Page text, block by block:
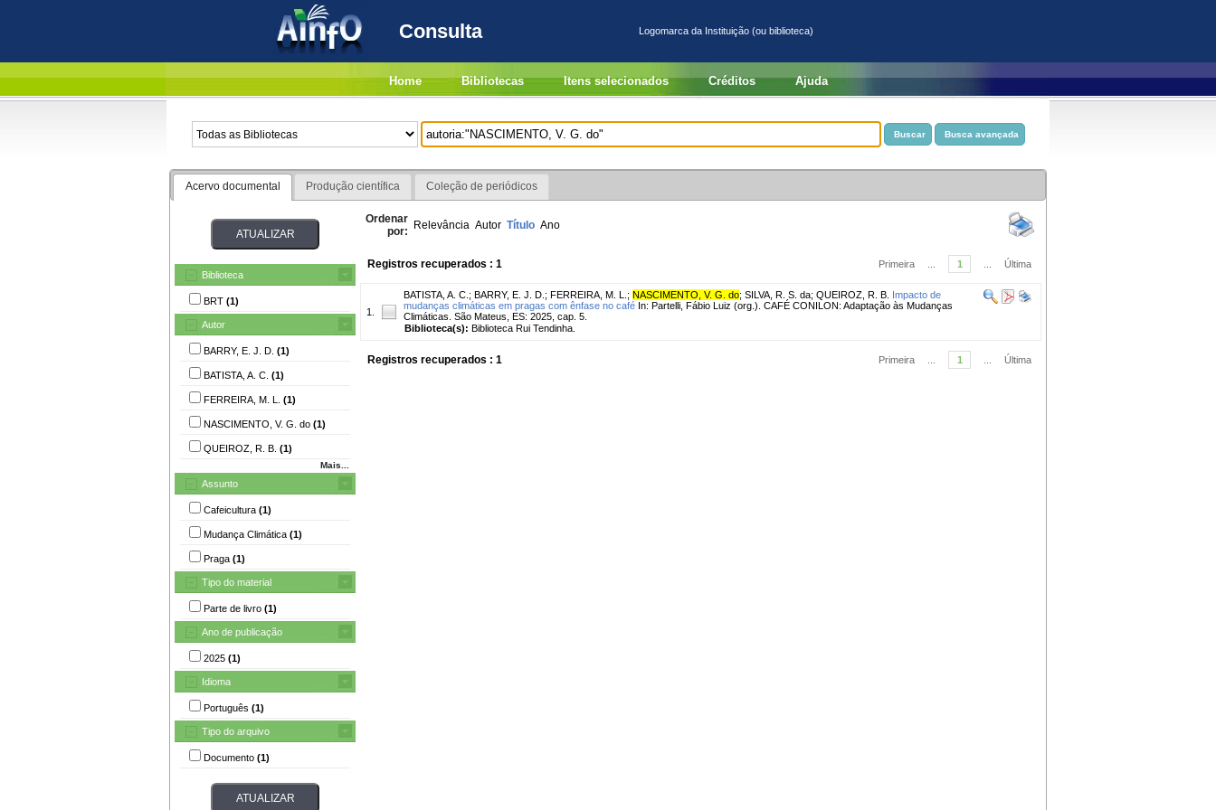
Consulta Logomarca da Instituição (ou biblioteca)
Home Bibliotecas Itens selecionados Créditos Ajuda
Acervo documental Produção científica Coleção de periódicos
Biblioteca
BRT (1)
Autor
BARRY, E. J. D. (1)
BATISTA, A. C. (1)
FERREIRA, M. L. (1)
NASCIMENTO, V. G. do (1)
QUEIROZ, R. B. (1)
Mais...
Assunto
Cafeicultura (1)
Mudança Climática (1)
Praga (1)
Tipo do material
Parte de livro (1)
Ano de publicação
2025 (1)
Idioma
Português (1)
Tipo do arquivo
Documento (1)
Ordenar
por: Relevância Autor Título Ano
Registros recuperados : 1 Primeira 1 Última
1.
BATISTA, A. C. ; BARRY, E. J. D. ; FERREIRA, M. L. ; NASCIMENTO, V. G. do; SILVA, R. S. da; QUEIROZ, R. B. Impacto de
mudanças climáticas em pragas com ênfase no café In: Partelli, Fábio Luiz (org.). CAFÉ CONILON: Adaptação às Mudanças
Climáticas. São Mateus, ES: 2025, cap. 5.
Biblioteca(s): Biblioteca Rui Tendinha.
Registros recuperados : 1 Primeira 1 Última